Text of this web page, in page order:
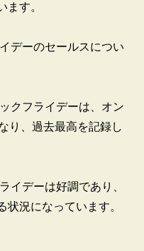
ます。
デーのセールスについ
クフライデーは、オン
り、過去最高を記録し
イデーは好調であり、
況になっています。